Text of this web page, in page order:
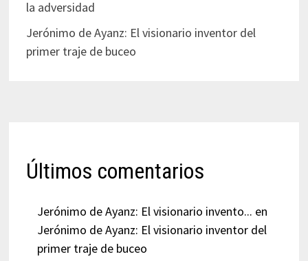
la adversidad
Jerónimo de Ayanz: El visionario inventor del
primer traje de buceo
Últimos comentarios
Jerónimo de Ayanz: El visionario invento... en
Jerónimo de Ayanz: El visionario inventor del
primer traje de buceo